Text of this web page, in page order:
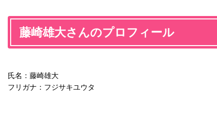
藤崎雄大さんのプロフィール
氏名：藤崎雄大
フリガナ：フジサキユウタ